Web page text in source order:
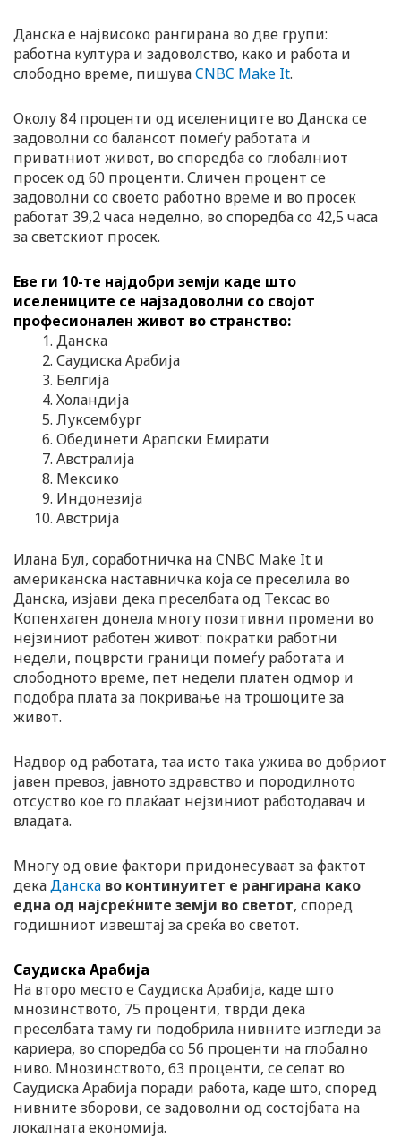
Данска е највисоко рангирана во две групи:
работна култура и задоволство, како и работа и
слободно време, пишуваCNBC Make It.
Околу 84 проценти од иселениците во Данска се
задоволни со балансот помеѓу работата и
приватниот живот, во споредба со глобалниот
просек од 60 проценти. Сличен процент се
задоволни со своето работно време и во просек
работат 39,2 часа неделно, во споредба со 42,5 часа
за светскиот просек.
Еве ги 10-те најдобри земји каде што
иселениците се најзадоволни со својот
професионален живот во странство:
Данска
Саудиска Арабија
Белгија
Холандија
Луксембург
Обединети Арапски Емирати
Австралија
Мексико
Индонезија
Австрија
Илана Бул, соработничка на CNBC Make It и
американска наставничка која се преселила во
Данска, изјави дека преселбата од Тексас во
Копенхаген донела многу позитивни промени во
нејзиниот работен живот: пократки работни
недели, поцврсти граници помеѓу работата и
слободното време, пет недели платен одмор и
подобра плата за покривање на трошоците за
живот.
Надвор од работата, таа исто така ужива во добриот
јавен превоз, јавното здравство и породилното
отсуство кое го плаќаат нејзиниот работодавач и
владата.
Многу од овие фактори придонесуваат за фактот
декаДанска во континуитет е рангирана како
една од најсреќните земји во светот, според
годишниот извештај за среќа во светот.
Саудиска Арабија
На второ место е Саудиска Арабија, каде што
мнозинството, 75 проценти, тврди дека
преселбата таму ги подобрила нивните изгледи за
кариера, во споредба со 56 проценти на глобално
ниво. Мнозинството, 63 проценти, се селат во
Саудиска Арабија поради работа, каде што, според
нивните зборови, се задоволни од состојбата на
локалната економија.